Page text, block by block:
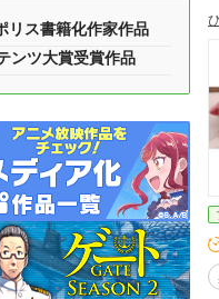
リス書籍化作家作品
ンツ大賞受賞作品